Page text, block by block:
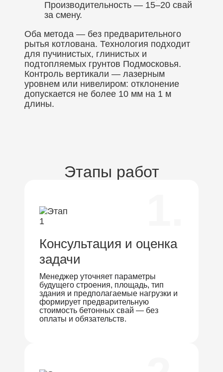
Производительность — 15–20 свай
за смену.
Оба метода — без предварительного
рытья котлована. Технология подходит
для пучинистых, глинистых и
подтопляемых грунтов Подмосковья.
Контроль вертикали — лазерным
уровнем или нивелиром: отклонение
допускается не более 10 мм на 1 м
длины.
Этапы работ
Консультация и оценка
задачи
Менеджер уточняет параметры
будущего строения, площадь, тип
здания и предполагаемые нагрузки и
формирует предварительную
стоимость бетонных свай — без
оплаты и обязательств.